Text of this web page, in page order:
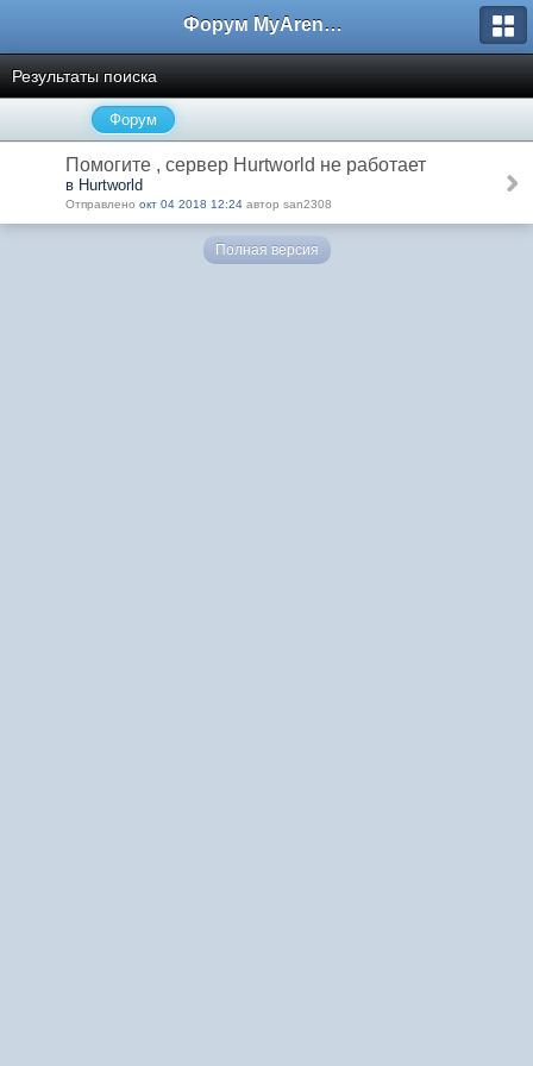
Форум MyArena.ru
Результаты поиска
Форум
Помогите , сервер Hurtworld не работает
в Hurtworld
Отправлено окт 04 2018 12:24 автор san2308
Полная версия